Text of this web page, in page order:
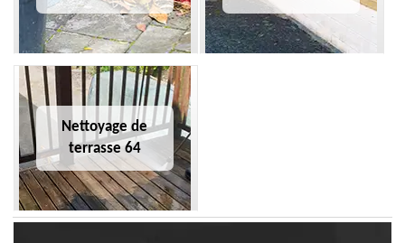
Nettoyage de
terrasse 64